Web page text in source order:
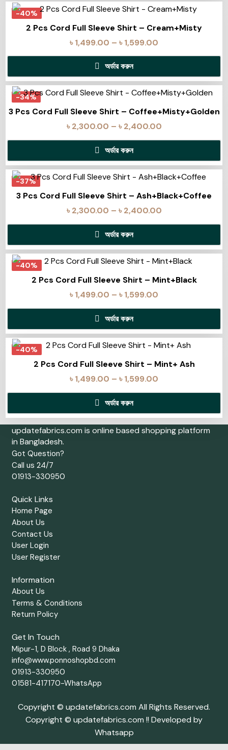
-40%
2 Pcs Cord Full Sleeve Shirt – Cream+Misty
৳1,499.00 – ৳1,599.00
অর্ডার করুন
-34%
3 Pcs Cord Full Sleeve Shirt – Coffee+Misty+Golden
৳2,300.00 – ৳2,400.00
অর্ডার করুন
-37%
3 Pcs Cord Full Sleeve Shirt – Ash+Black+Coffee
৳2,300.00 – ৳2,400.00
অর্ডার করুন
-40%
2 Pcs Cord Full Sleeve Shirt – Mint+Black
৳1,499.00 – ৳1,599.00
অর্ডার করুন
-40%
2 Pcs Cord Full Sleeve Shirt – Mint+ Ash
৳1,499.00 – ৳1,599.00
অর্ডার করুন
updatefabrics.com is online based shopping platform
in Bangladesh.
Got Question?
Call us 24/7
01913-330950
Quick Links
Home Page
About Us
Contact Us
User Login
User Register
Information
About Us
Terms & Conditions
Return Policy
Get In Touch
Mipur-1, D Block , Road 9 Dhaka
info@www.ponnoshopbd.com
01913-330950
01581-417170-WhatsApp
Copyright © updatefabrics.com All Rights Reserved.
Copyright © updatefabrics.com !! Developed by
Whatsapp